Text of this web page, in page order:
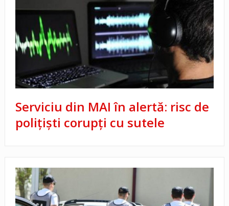
Serviciu din MAI în alertă: risc de
polițiști corupți cu sutele